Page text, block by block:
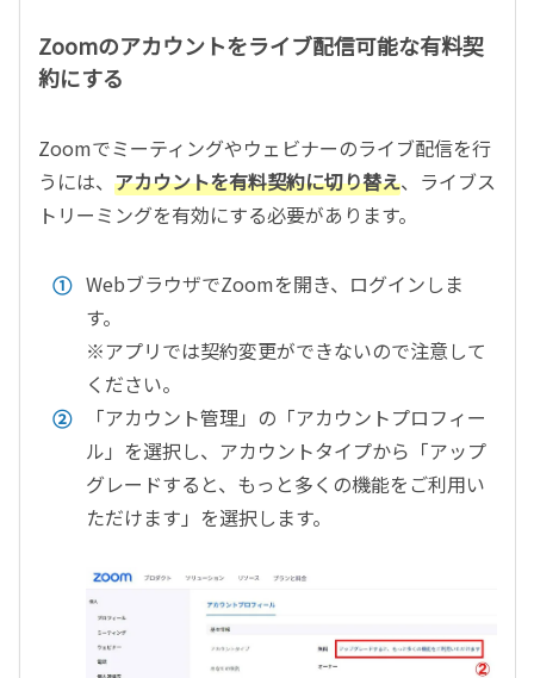
Zoomのアカウントをライブ配信可能な有料契
約にする
Zoomでミーティングやウェビナーのライブ配信を行
うには、 アカウントを有料契約に切り替え、ライブス
トリーミングを有効にする必要があります。
WebブラウザでZoomを開き、ログインしま
す。
※アプリでは契約変更ができないので注意して
ください。
「アカウント管理」の「アカウントプロフィー
ル」を選択し、アカウントタイプから「アップ
グレードすると、もっと多くの機能をご利用い
ただけます」を選択します。